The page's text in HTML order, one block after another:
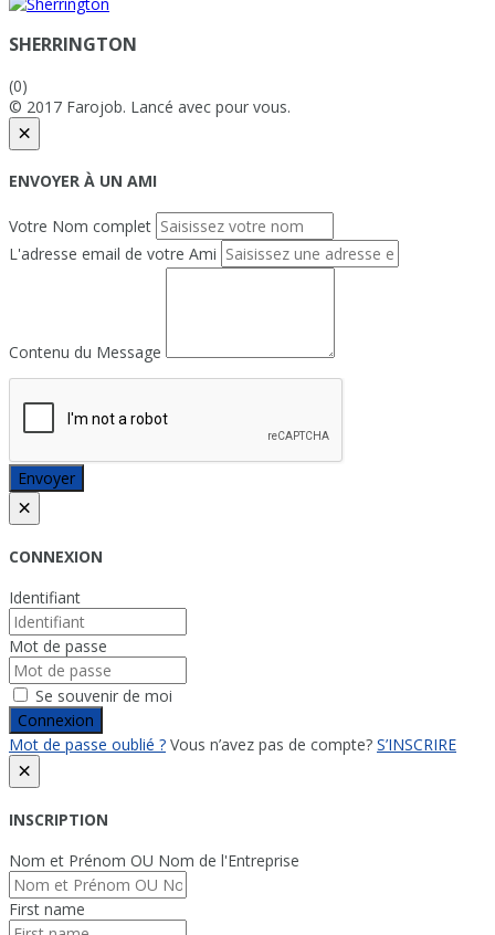
SHERRINGTON
(0)
© 2017 Farojob. Lancé avec pour vous.
×
ENVOYER À UN AMI
Votre Nom complet
L'adresse email de votre Ami
Contenu du Message
Envoyer
×
CONNEXION
Identifiant
Mot de passe
Se souvenir de moi
Connexion
Mot de passe oublié ? Vous n’avez pas de compte? S’INSCRIRE
×
INSCRIPTION
Nom et Prénom OU Nom de l'Entreprise
First name